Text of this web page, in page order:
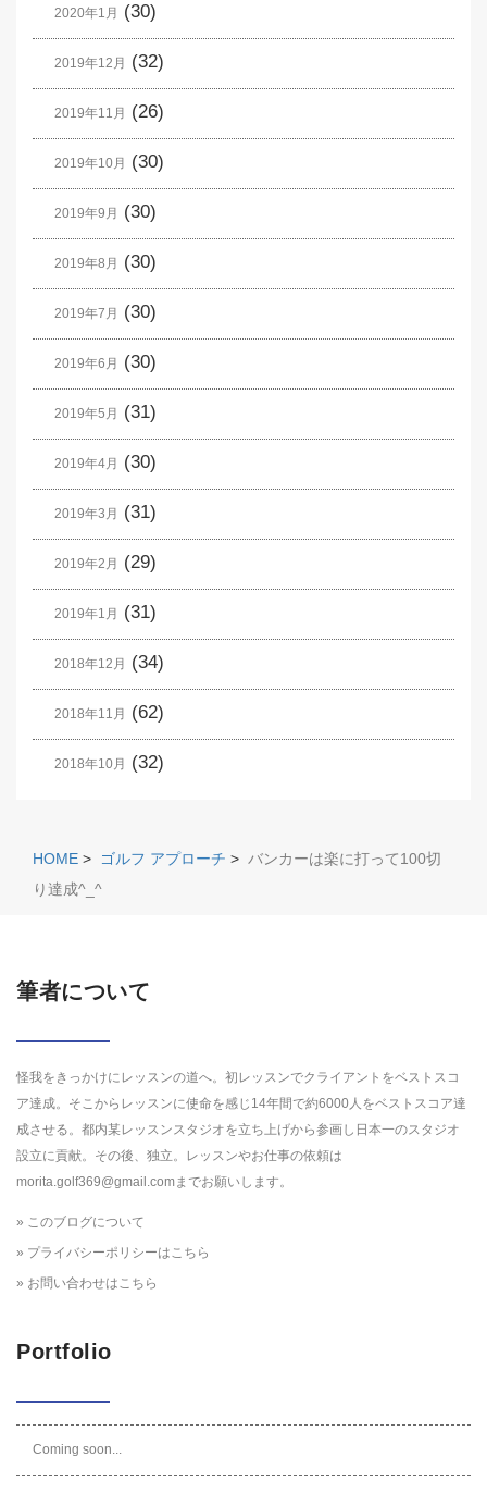
2020年1月 (30)
2019年12月 (32)
2019年11月 (26)
2019年10月 (30)
2019年9月 (30)
2019年8月 (30)
2019年7月 (30)
2019年6月 (30)
2019年5月 (31)
2019年4月 (30)
2019年3月 (31)
2019年2月 (29)
2019年1月 (31)
2018年12月 (34)
2018年11月 (62)
2018年10月 (32)
HOME > ゴルフ アプローチ > バンカーは楽に打って100切
り達成^_^
筆者について
怪我をきっかけにレッスンの道へ。初レッスンでクライアントをベストスコ
ア達成。そこからレッスンに使命を感じ14年間で約6000人をベストスコア達
成させる。都内某レッスンスタジオを立ち上げから参画し日本一のスタジオ
設立に貢献。その後、独立。レッスンやお仕事の依頼は
morita.golf369@gmail.comまでお願いします。
» このブログについて
» プライバシーポリシーはこちら
» お問い合わせはこちら
Portfolio
Coming soon...